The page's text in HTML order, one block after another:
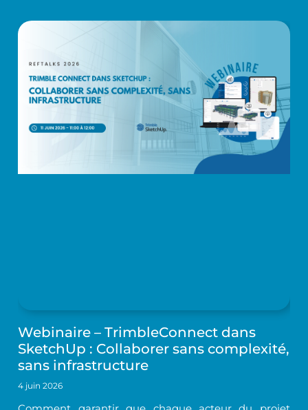
Webinaire – TrimbleConnect dans
SketchUp : Collaborer sans complexité,
sans infrastructure
4 juin 2026